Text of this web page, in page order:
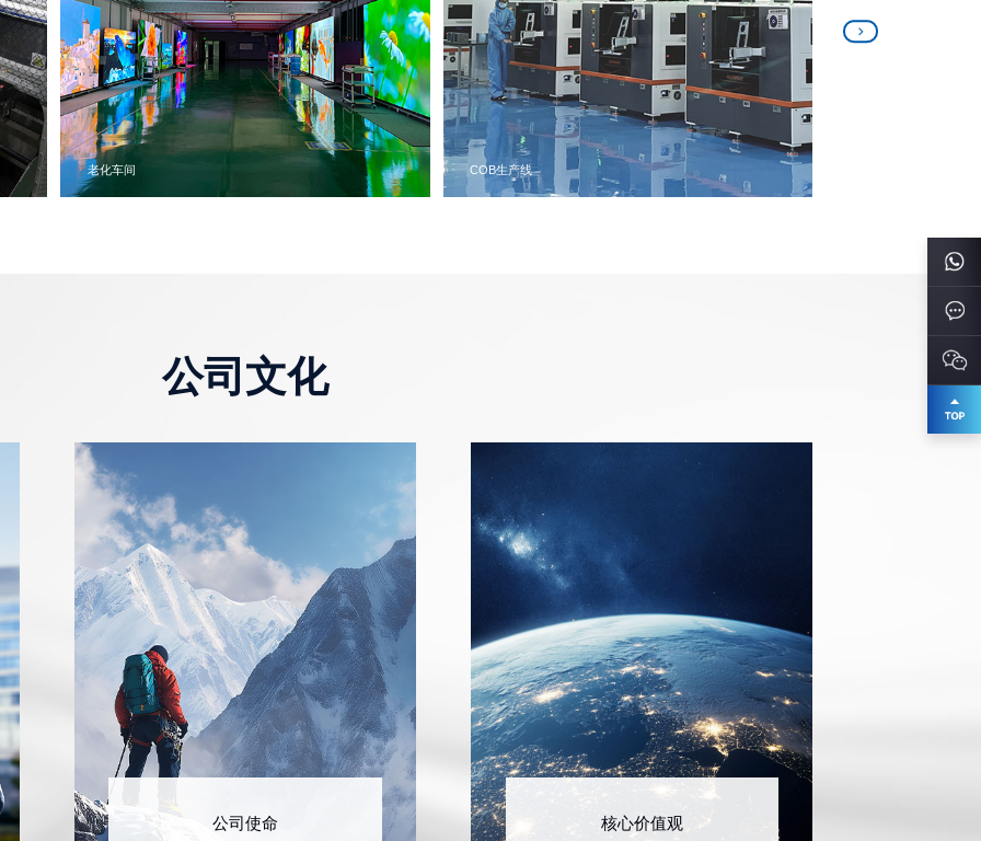
COB生产线 SMT自动化生产线
公司文化
公司使命 核心价值观